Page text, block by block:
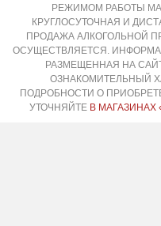
РЕЖИМОМ РАБОТЫ
КРУГЛОСУТОЧНАЯ И
ПРОДАЖА АЛКОГОЛЬНОЙ
ОСУЩЕСТВЛЯЕТСЯ.
РАЗМЕЩЕННАЯ НА
ОЗНАКОМИТЕЛЬНЫЙ
ПОДРОБНОСТИ О
УТОЧНЯЙТЕ В МАГАЗИНАХ